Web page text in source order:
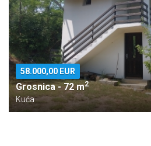
58.000,00 EUR
Grosnica - 72 m2
Kuća